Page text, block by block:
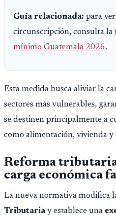
Guía relacionada: para
circunscripción, consulta la
mínimo Guatemala 2026.
Esta medida busca aliviar la
sectores más vulnerables,
se destinen principalmente a
como alimentación, vivienda y
Reforma
carga económica
La nueva normativa modifica
Tributariay establece una